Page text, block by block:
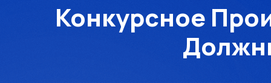
Конкурсное